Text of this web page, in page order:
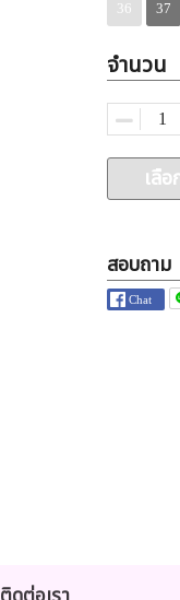
36 37
จำนวน
เลื
สอบถาม